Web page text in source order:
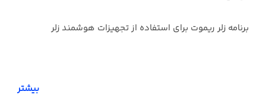
برنامه زلر ریموت برای استفاده از تجهیزات هوشمند زلر
بیشتر